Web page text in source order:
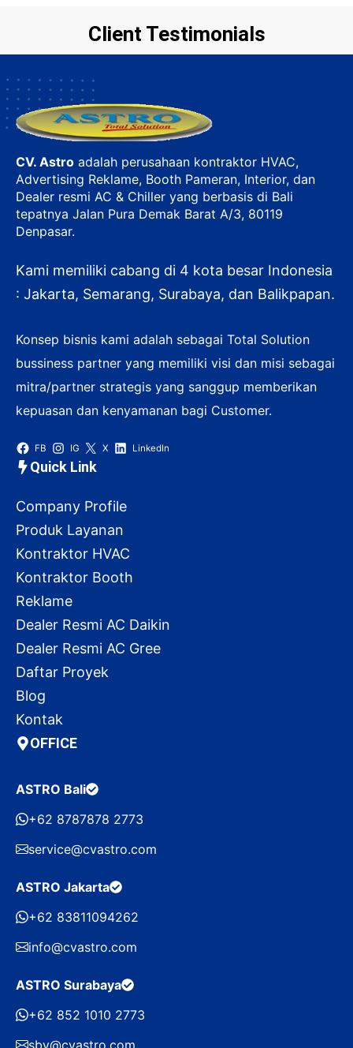
Client Testimonials
CV. Astro adalah perusahaan kontraktor HVAC,
Advertising Reklame, Booth Pameran, Interior, dan
Dealer resmi AC & Chiller yang berbasis di Bali
tepatnya Jalan Pura Demak Barat A/3, 80119
Denpasar.
Kami memiliki cabang di 4 kota besar Indonesia
: Jakarta, Semarang, Surabaya, dan Balikpapan.
Konsep bisnis kami adalah sebagai Total Solution
bussiness partner yang memiliki visi dan misi sebagai
mitra/partner strategis yang sanggup memberikan
kepuasan dan kenyamanan bagi Customer.
FB IG X LinkedIn
Quick Link
Company Profile
Produk Layanan
Kontraktor HVAC
Kontraktor Booth
Reklame
Dealer Resmi AC Daikin
Dealer Resmi AC Gree
Daftar Proyek
Blog
Kontak
OFFICE
ASTRO Bali
+62 8787878 2773
service@cvastro.com
ASTRO Jakarta
+62 83811094262
info@cvastro.com
ASTRO Surabaya
+62 852 1010 2773
sby@cvastro.com